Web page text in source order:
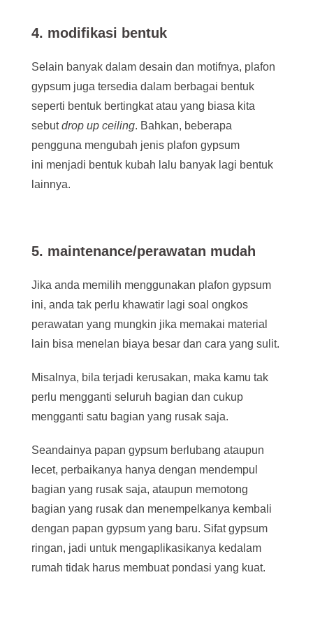
4. modifikasi bentuk
Selain banyak dalam desain dan motifnya, plafon
gypsum juga tersedia dalam berbagai bentuk
seperti bentuk bertingkat atau yang biasa kita
sebutdrop up ceiling. Bahkan, beberapa
pengguna mengubah jenis plafon gypsum
ini menjadi bentuk kubah lalu banyak lagi bentuk
lainnya.
5. maintenance/perawatan mudah
Jika anda memilih menggunakan plafon gypsum
ini, anda tak perlu khawatir lagi soal ongkos
perawatan yang mungkin jika memakai material
lain bisa menelan biaya besar dan cara yang sulit.
Misalnya, bila terjadi kerusakan, maka kamu tak
perlu mengganti seluruh bagian dan cukup
mengganti satu bagian yang rusak saja.
Seandainya papan gypsum berlubang ataupun
lecet, perbaikanya hanya dengan mendempul
bagian yang rusak saja, ataupun memotong
bagian yang rusak dan menempelkanya kembali
dengan papan gypsum yang baru. Sifat gypsum
ringan, jadi untuk mengaplikasikanya kedalam
rumah tidak harus membuat pondasi yang kuat.